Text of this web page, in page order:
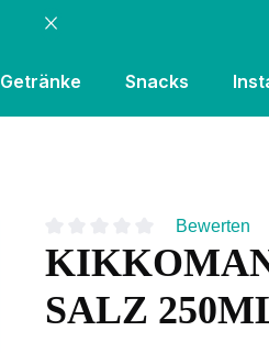
Getränke Snacks
Durchschnittliche
Bewerten
SALZ